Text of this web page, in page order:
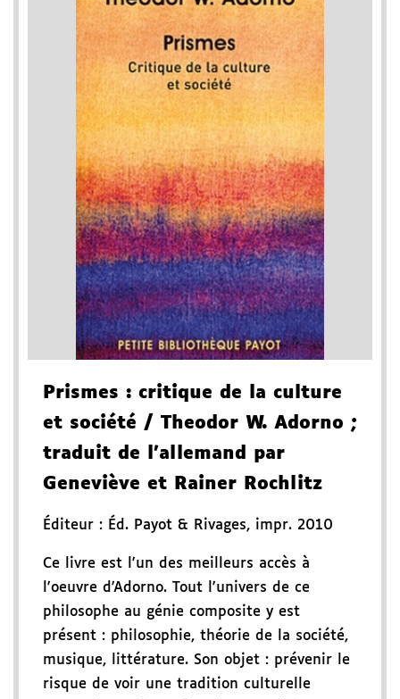
Prismes : critique de la culture
et société / Theodor W. Adorno ;
traduit de l'allemand par
Geneviève et Rainer Rochlitz
Éditeur : Éd. Payot & Rivages, impr. 2010
Ce livre est l'un des meilleurs accès à
l'oeuvre d'Adorno. Tout l'univers de ce
philosophe au génie composite y est
présent : philosophie, théorie de la société,
musique, littérature. Son objet : prévenir le
risque de voir une tradition culturelle